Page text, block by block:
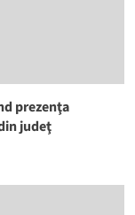
prezenţa
judeţ